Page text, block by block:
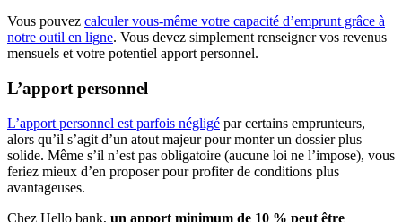
Vous pouvez calculer vous-même votre capacité d’emprunt grâce à
notre outil en ligne. Vous devez simplement renseigner vos revenus
mensuels et votre potentiel apport personnel.
L’apport personnel
L’apport personnel est parfois négligé par certains emprunteurs,
alors qu’il s’agit d’un atout majeur pour monter un dossier plus
solide. Même s’il n’est pas obligatoire (aucune loi ne l’impose), vous
feriez mieux d’en proposer pour profiter de conditions plus
avantageuses.
Chez Hello bank, un apport minimum de 10 % peut être